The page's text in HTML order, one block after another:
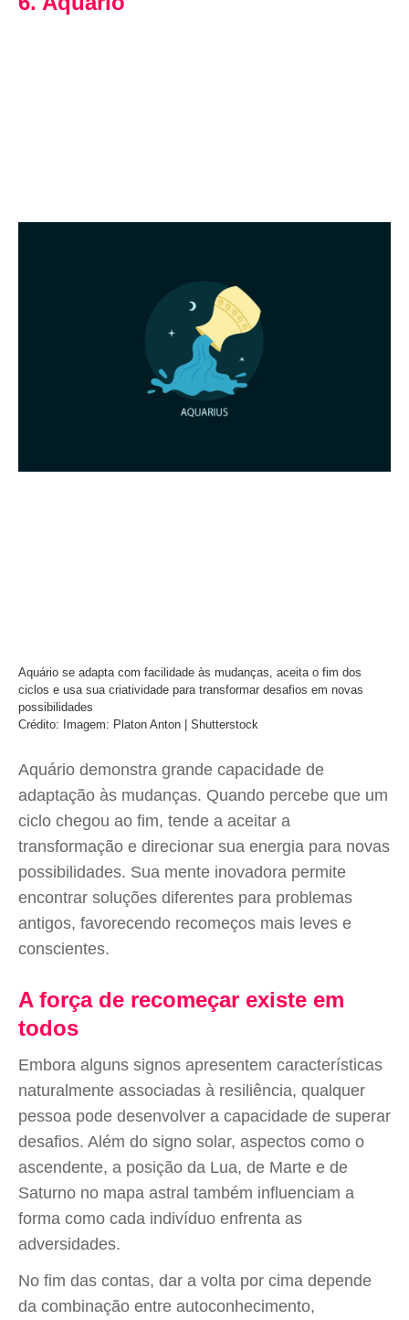
Aquário se adapta com facilidade às mudanças, aceita o fim dos
ciclos e usa sua criatividade para transformar desafios em novas
possibilidades
Crédito: Imagem: Platon Anton | Shutterstock
Aquário demonstra grande capacidade de
adaptação às mudanças. Quando percebe que um
ciclo chegou ao fim, tende a aceitar a
transformação e direcionar sua energia para novas
possibilidades. Sua mente inovadora permite
encontrar soluções diferentes para problemas
antigos, favorecendo recomeços mais leves e
conscientes.
A força de recomeçar existe em
todos
Embora alguns signos apresentem características
naturalmente associadas à resiliência, qualquer
pessoa pode desenvolver a capacidade de superar
desafios. Além do signo solar, aspectos como o
ascendente, a posição da Lua, de Marte e de
Saturno no mapa astral também influenciam a
forma como cada indivíduo enfrenta as
adversidades.
No fim das contas, dar a volta por cima depende
da combinação entre autoconhecimento,